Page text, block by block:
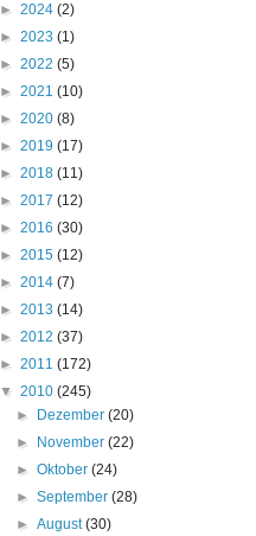
► 2024 (2)
► 2023 (1)
► 2022 (5)
► 2021 (10)
► 2020 (8)
► 2019 (17)
► 2018 (11)
► 2017 (12)
► 2016 (30)
► 2015 (12)
► 2014 (7)
► 2013 (14)
► 2012 (37)
► 2011 (172)
▼ 2010 (245)
►
Dezember(20)
►
November(22)
►Oktober(24)
►September(28)
►August(30)